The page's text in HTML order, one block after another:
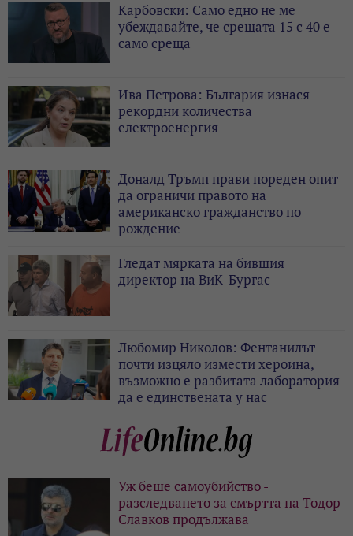
Карбовски: Само едно не ме
убеждавайте, че срещата 15 с 40 е
само среща
Ива Петрова: България изнася
рекордни количества
електроенергия
Доналд Тръмп прави пореден опит
да ограничи правото на
американско гражданство по
рождение
Гледат мярката на бившия
директор на ВиК-Бургас
Любомир Николов: Фентанилът
почти изцяло измести хероина,
възможно е разбитата лаборатория
да е единствената у нас
Уж беше самоубийство -
разследването за смъртта на Тодор
Славков продължава